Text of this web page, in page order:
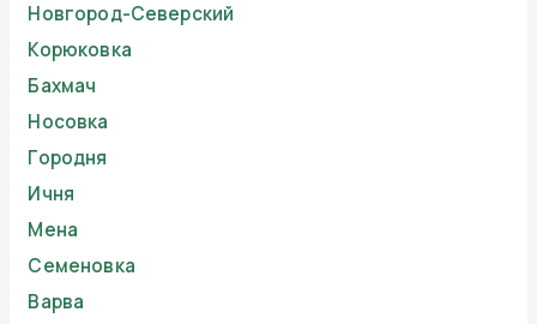
Новгород-Северский
Корюковка
Бахмач
Носовка
Городня
Ичня
Мена
Семеновка
Варва